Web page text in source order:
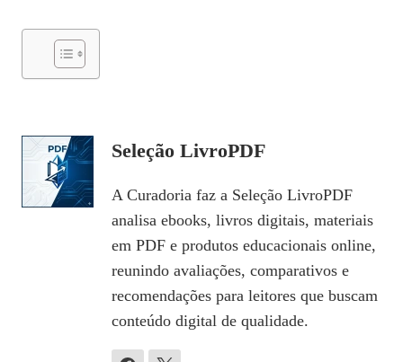
Seleção LivroPDF
A Curadoria faz a Seleção LivroPDF
analisa ebooks, livros digitais, materiais
em PDF e produtos educacionais online,
reunindo avaliações, comparativos e
recomendações para leitores que buscam
conteúdo digital de qualidade.